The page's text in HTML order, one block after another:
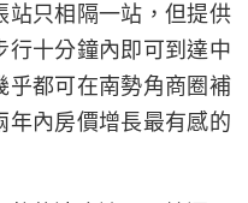
站只相隔一站，但提供
行十分鐘內即可到達中
乎都可在南勢角商圈補
年內房價增長最有感的